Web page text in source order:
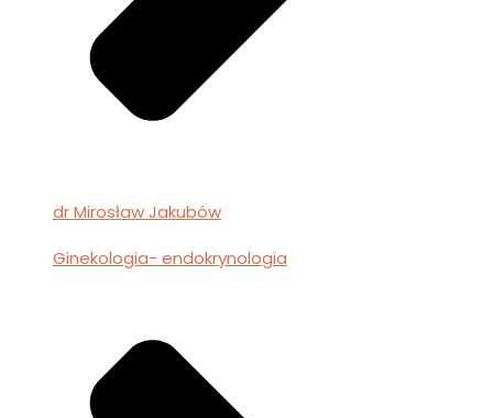
dr Mirosław Jakubów
Ginekologia- endokrynologia